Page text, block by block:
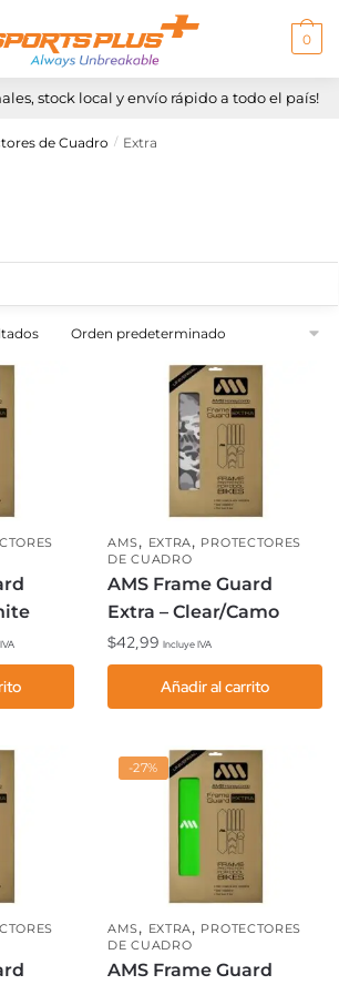
0
stock local y envío rápido a todo el país!
de Cuadro / Extra
AMS, EXTRA, PROTECTORES
DE CUADRO
AMS Frame Guard
Extra – Clear/Camo
$42,99 Incluye IVA
Añadir al carrito
-27%
AMS, EXTRA, PROTECTORES
DE CUADRO
AMS Frame Guard